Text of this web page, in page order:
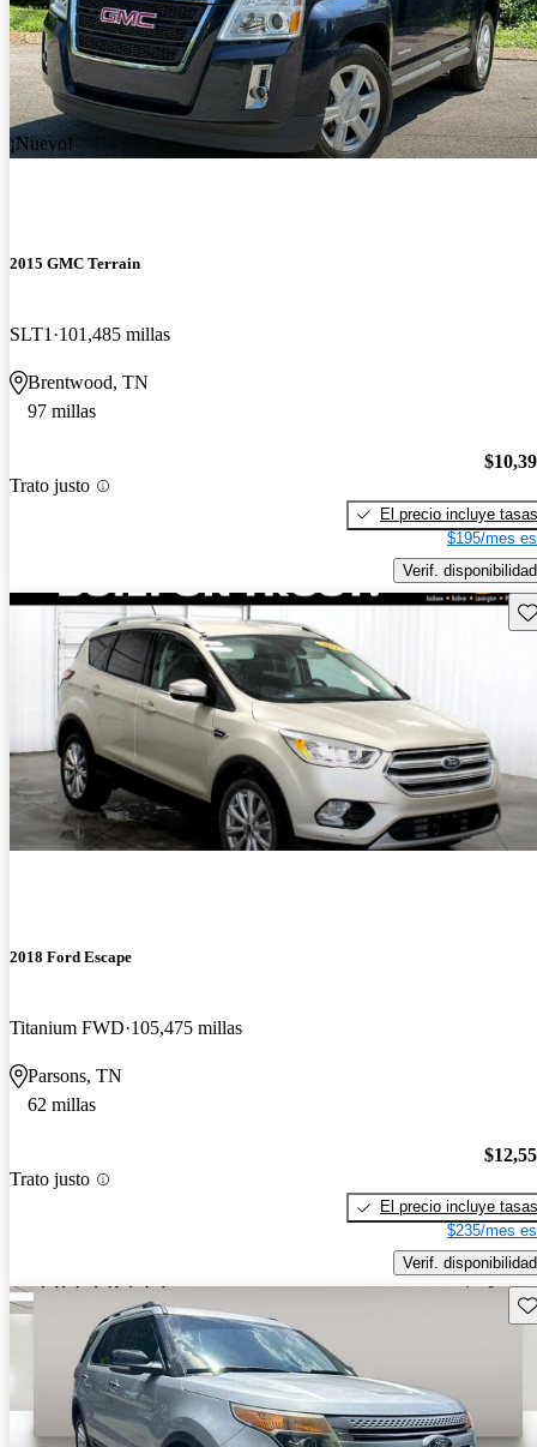
¡Nuevo!
2015 GMC Terrain
SLT1 101,485 millas
Brentwood, TN
97 millas
Trato justo
El precio incluye tasas
$195/mes
Verif. disponibilidad
2018 Ford Escape
Titanium FWD 105,475 millas
Parsons, TN
62 millas
Trato justo
El precio incluye tasas
$235/mes
Verif. disponibilidad